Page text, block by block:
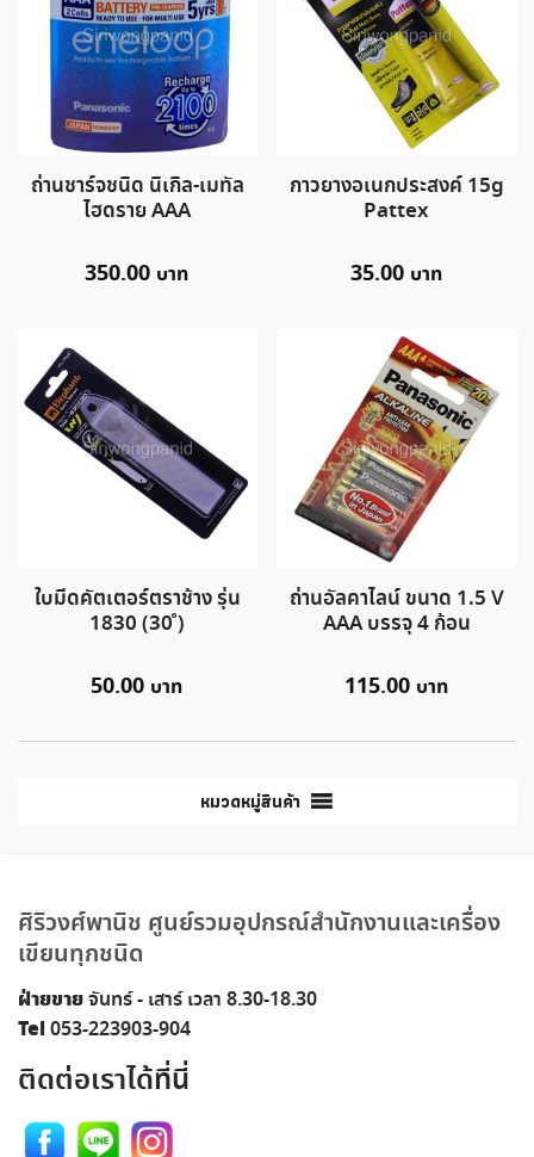
ถ่านชาร์จชนิด นิเกิล-เมทัล
ไฮดราย AAA
350.00
กาวยางอเนกประสงค์ 15g
Pattex
35.00
ใบมีดคัตเตอร์ตราช้าง รุ่น
1830 (30 ํ)
50.00
ถ่านอัลคาไลน์ ขนาด 1.5 V
AAA บรรจุ 4 ก้อน
115.00
หมวดหมู่สินค้า
ศิริวงศ์พานิช ศูนย์รวมอุปกรณ์สำนักงานและเครื่อง
เขียนทุกชนิด
ฝ่ายขายจันทร์ - เสาร์ เวลา 8.30-18.30
Tel053-223903-904
ติดต่อเราได้ที่นี่